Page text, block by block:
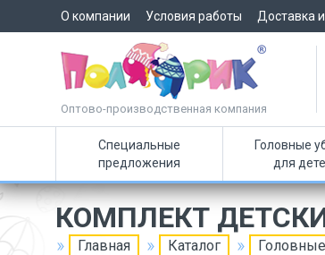
О компании Условия работы Доставка
Оптово-производственная компания
Специальные
предложения
Головные
для
КОМПЛЕКТ
Главная Каталог